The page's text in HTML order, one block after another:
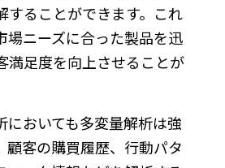
することができます。これ
場ニーズに合った製品を迅
満足度を向上させることが
においても多変量解析は強
顧客の購買履歴、行動パタ